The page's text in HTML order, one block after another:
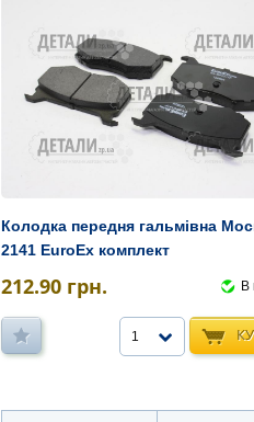
Колодка передня гальмівна
2141 EuroEx комплект
212.90 грн. В
1